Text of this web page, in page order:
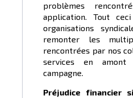
problèmes
application. Tout
organisations
remonter les
rencontrées par nos
services en
campagne.
Préjudice financier